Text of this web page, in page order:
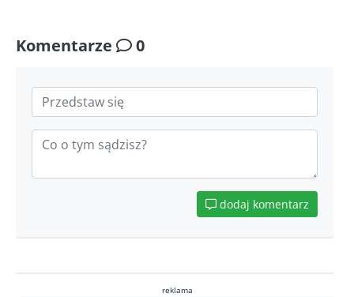
Komentarze 0
dodaj komentarz
reklama